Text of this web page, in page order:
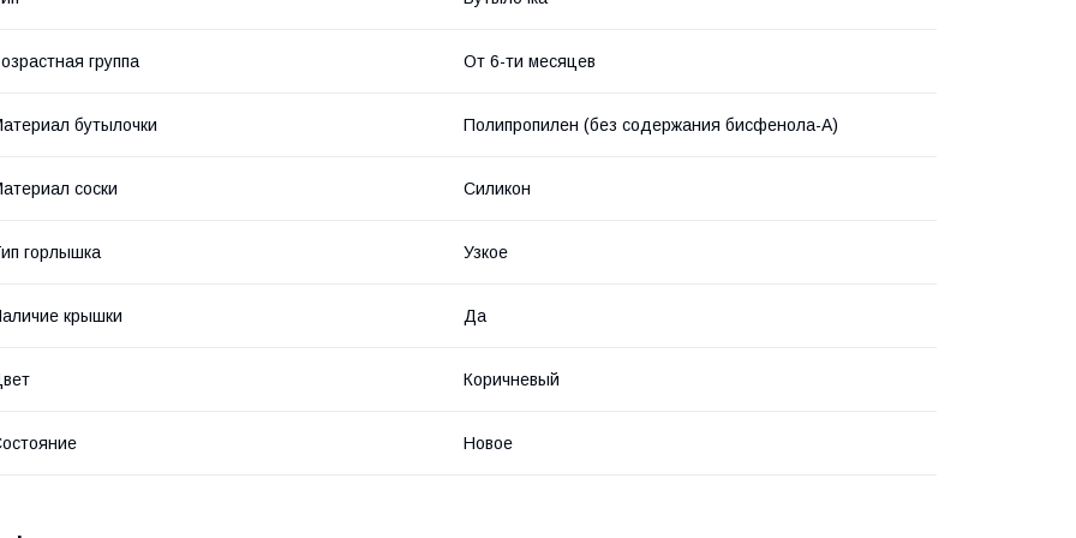
группа От 6-ти месяцев
бутылочки Полипропилен (без содержания бисфенола-А)
соски Силикон
горлышка Узкое
крышки Да
Коричневый
Новое